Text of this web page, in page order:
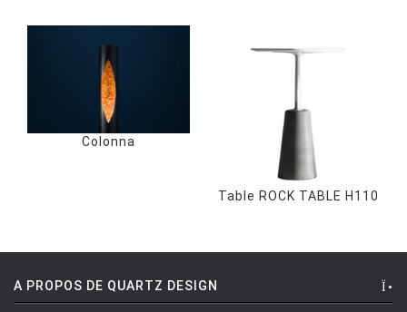
Colonna
Table ROCK TABLE H110
A PROPOS DE QUARTZ DESIGN